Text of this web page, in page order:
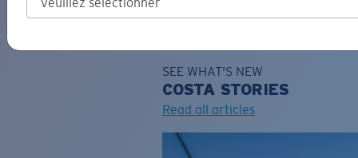
SEE WHAT'S NEW
COSTA STORIES
Read all articles